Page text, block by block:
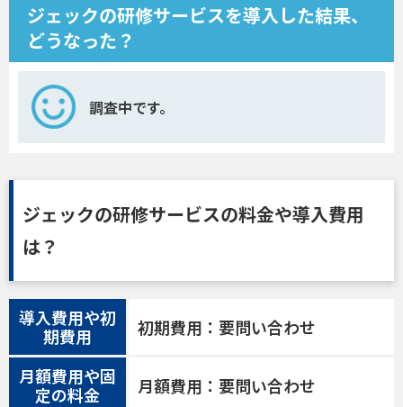
ジェックの研修サービスを導入した結果、
どうなった？
調査中です。
ジェックの研修サービスの料金や導入費用
は？
導入費用や初
期費用
初期費用：要問い合わせ
月額費用や固
定の料金
月額費用：要問い合わせ